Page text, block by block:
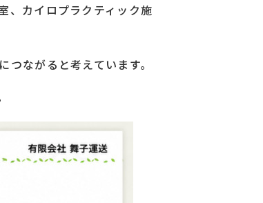
、カイロプラクティック施
ながると考えています。